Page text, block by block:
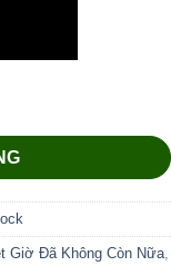
Giờ Đã Không Còn Nữa,